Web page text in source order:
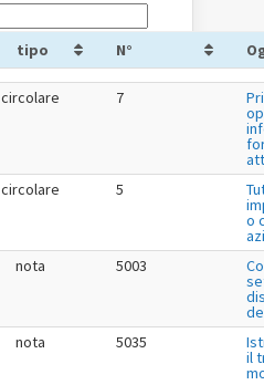
tipo N°
circolare 7
circolare 5
o
nota 5003
nota 5035
il